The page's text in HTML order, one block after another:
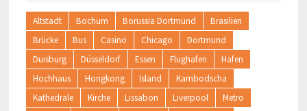
Altstadt Bochum Borussia Dortmund
Brasilien
Brücke
Bus Casino Chicago
Dortmund
Duisburg
Düsseldorf Essen Flughafen
Hafen
Hochhaus
Hongkong Island
Kambodscha
Kathedrale
Kirche Lissabon Liverpool
Metro